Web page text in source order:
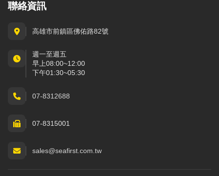
聯絡資訊
高雄市前鎮區佛佑路82號
週一至週五
早上08:00~12:00
下午01:30~05:30
07-8312688
07-8315001
sales@seafirst.com.tw